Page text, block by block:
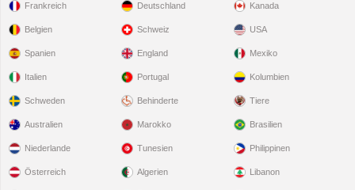
Frankreich
Belgien
Spanien
Italien
Schweden
Deutschland
Schweiz
England
Portugal
Behinderte
Kanada
USA
Mexiko
Kolumbien
Tiere
Australien
Niederlande
Österreich
Marokko
Tunesien
Algerien
Brasilien
Philippinen
Libanon